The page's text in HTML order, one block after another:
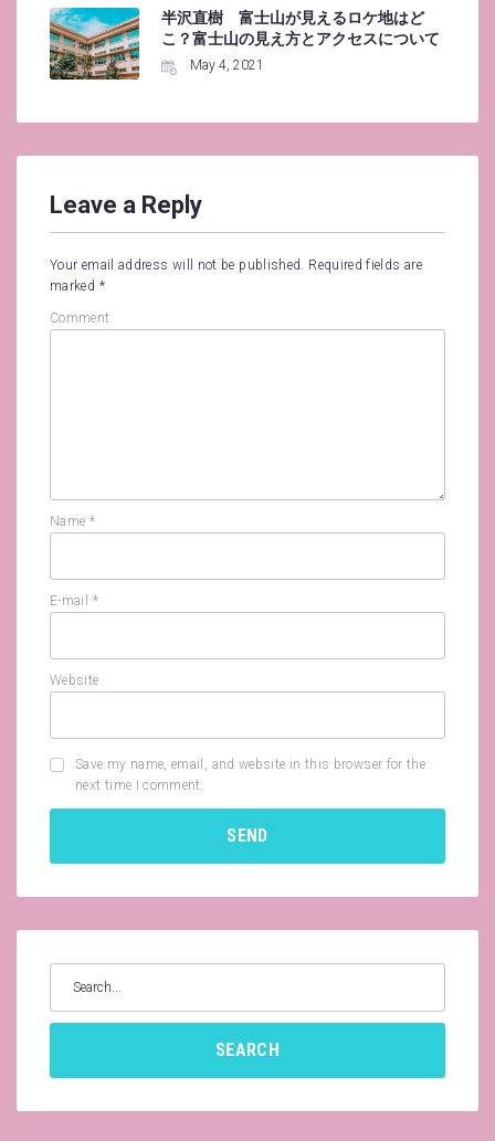
半沢直樹 富士山が見えるロケ地はど
こ？富士山の見え方とアクセスについて
May 4, 2021
Leave a Reply
Your email address will not be published. Required fields are
marked *
Comment
Name *
E-mail *
Website
Save my name, email, and website in this browser for the
next time I comment.
SEARCH